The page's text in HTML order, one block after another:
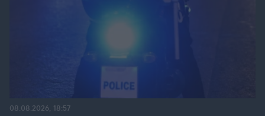
08.08.2026, 18:57